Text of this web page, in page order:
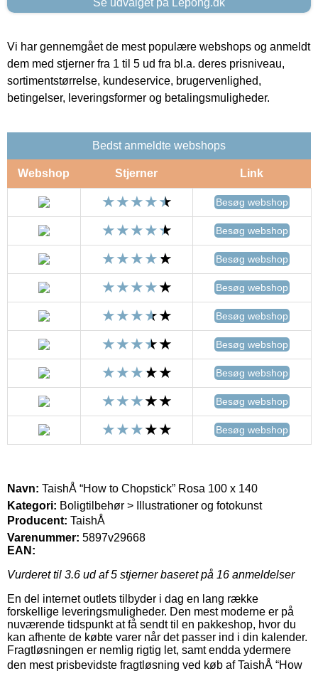
Vi har gennemgået de mest populære webshops og anmeldt
dem med stjerner fra 1 til 5 ud fra bl.a. deres prisniveau,
sortimentstørrelse, kundeservice, brugervenlighed,
betingelser, leveringsformer og betalingsmuligheder.
Bedst anmeldte webshops
Webshop Stjerner Link
Besøg webshop
Besøg webshop
Besøg webshop
Besøg webshop
Besøg webshop
Besøg webshop
Besøg webshop
Besøg webshop
Besøg webshop
Navn: TaishÅ “How to Chopstick” Rosa 100 x 140
Kategori: Boligtilbehør > Illustrationer og fotokunst
Producent: TaishÅ
Varenummer: 5897v29668
EAN:
Vurderet til 3.6 ud af 5 stjerner baseret på 16 anmeldelser
En del internet outlets tilbyder i dag en lang række
forskellige leveringsmuligheder. Den mest moderne er på
nuværende tidspunkt at få sendt til en pakkeshop, hvor du
kan afhente de købte varer når det passer ind i din kalender.
Fragtløsningen er nemlig rigtig let, samt endda ydermere
den mest prisbevidste fragtløsning ved køb af TaishÅ “How